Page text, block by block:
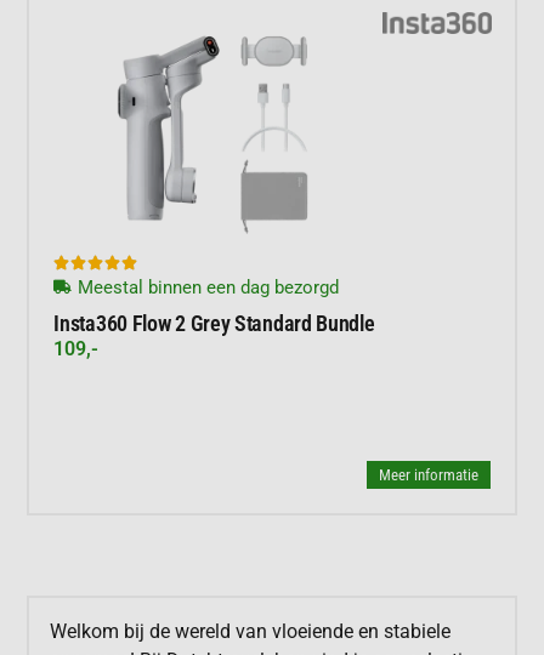

Meestal binnen een dag bezorgd
Insta360 Flow 2 Grey Standard Bundle
109,-
Meer informatie
Welkom bij de wereld van vloeiende en stabiele